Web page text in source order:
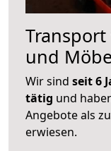
und
Wir sind seit 6
tätig und
Angebote als
erwiesen.